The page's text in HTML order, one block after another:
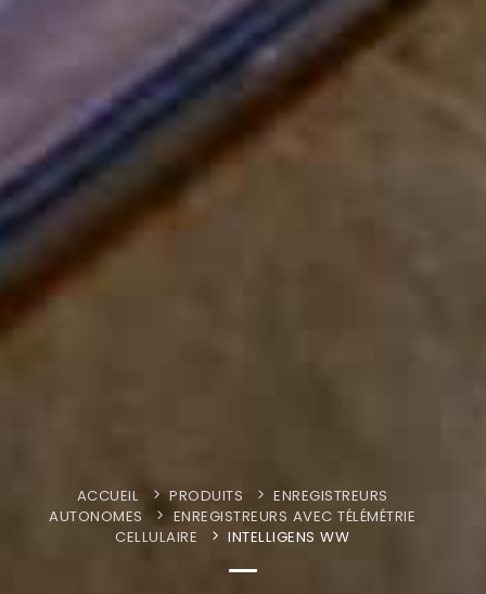
ACCUEIL PRODUITS
ENREGISTREURS
AUTONOMES
ENREGISTREURS AVEC TÉLÉMÉTRIE
CELLULAIRE
INTELLIGENS WW